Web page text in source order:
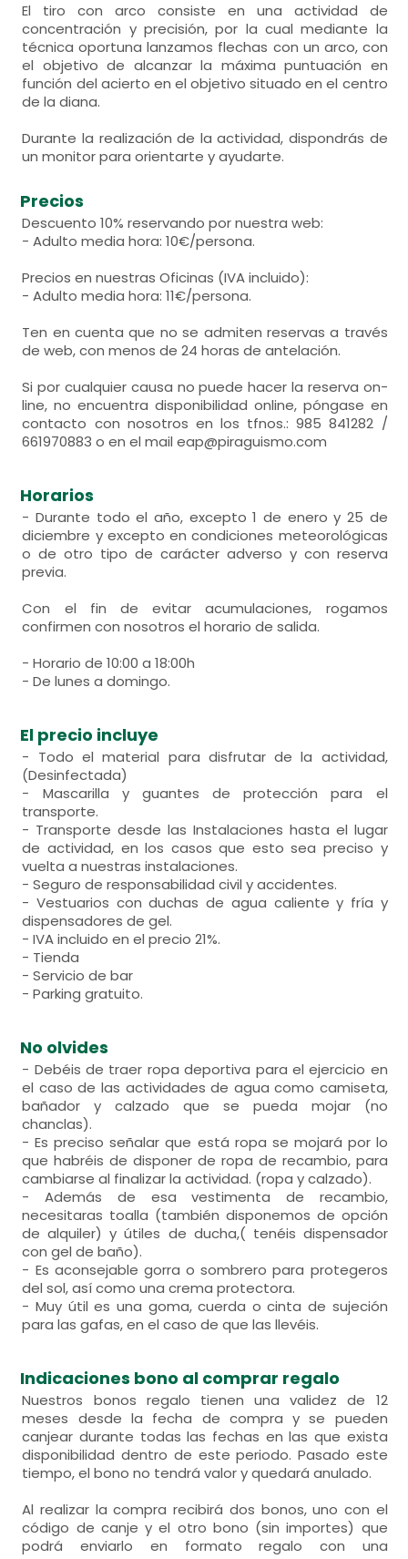
El tiro con arco consiste en una actividad de
concentración y precisión, por la cual mediante la
técnica oportuna lanzamos flechas con un arco, con
el objetivo de alcanzar la máxima puntuación en
función del acierto en el objetivo situado en el centro
de la diana.
Durante la realización de la actividad, dispondrás de
un monitor para orientarte y ayudarte.
Precios
Descuento 10% reservando por nuestra web:
- Adulto media hora: 10€/persona.
Precios en nuestras Oficinas (IVA incluido):
- Adulto media hora: 11€/persona.
Ten en cuenta que no se admiten reservas a través
de web, con menos de 24 horas de antelación.
Si por cualquier causa no puede hacer la reserva on-
line, no encuentra disponibilidad online, póngase en
contacto con nosotros en los tfnos.: 985 841282 /
661970883 o en el mail eap@piraguismo.com
Horarios
- Durante todo el año, excepto 1 de enero y 25 de
diciembre y excepto en condiciones meteorológicas
o de otro tipo de carácter adverso y con reserva
previa.
Con el fin de evitar acumulaciones, rogamos
confirmen con nosotros el horario de salida.
- Horario de 10:00 a 18:00h
- De lunes a domingo.
El precio incluye
- Todo el material para disfrutar de la actividad,
(Desinfectada)
- Mascarilla y guantes de protección para el
transporte.
- Transporte desde las Instalaciones hasta el lugar
de actividad, en los casos que esto sea preciso y
vuelta a nuestras instalaciones.
- Seguro de responsabilidad civil y accidentes.
- Vestuarios con duchas de agua caliente y fría y
dispensadores de gel.
- IVA incluido en el precio 21%.
- Tienda
- Servicio de bar
- Parking gratuito.
No olvides
- Debéis de traer ropa deportiva para el ejercicio en
el caso de las actividades de agua como camiseta,
bañador y calzado que se pueda mojar (no
chanclas).
- Es preciso señalar que está ropa se mojará por lo
que habréis de disponer de ropa de recambio, para
cambiarse al finalizar la actividad. (ropa y calzado).
- Además de esa vestimenta de recambio,
necesitaras toalla (también disponemos de opción
de alquiler) y útiles de ducha,( tenéis dispensador
con gel de baño).
- Es aconsejable gorra o sombrero para protegeros
del sol, así como una crema protectora.
- Muy útil es una goma, cuerda o cinta de sujeción
para las gafas, en el caso de que las llevéis.
Indicaciones bono al comprar regalo
Nuestros bonos regalo tienen una validez de 12
meses desde la fecha de compra y se pueden
canjear durante todas las fechas en las que exista
disponibilidad dentro de este periodo. Pasado este
tiempo, el bono no tendrá valor y quedará anulado.
Al realizar la compra recibirá dos bonos, uno con el
código de canje y el otro bono (sin importes) que
podrá enviarlo en formato regalo con una